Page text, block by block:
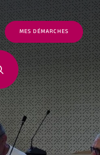
MES DÉMARCHES